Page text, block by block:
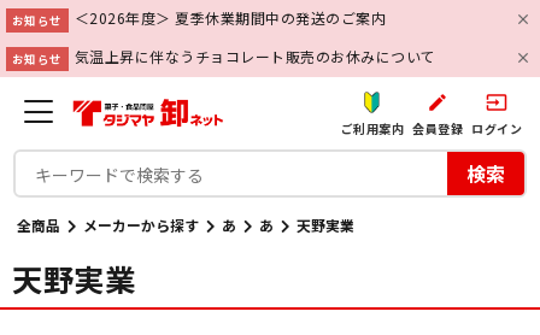
お知らせ ＜2026年度＞ 夏季休業期間中の発送のご案内
お知らせ 気温上昇に伴なうチョコレート販売のお休みについて
ご利用案内
create
会員登録
input
ログイン
検索
全商品 メーカーから探す あ あ 天野実業
天野実業